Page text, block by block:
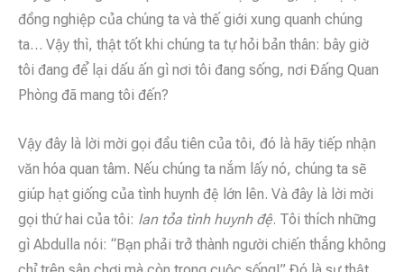
đồng nghiệp của chúng ta và thế giới xung quanh chúng
ta… Vậy thì, thật tốt khi chúng ta tự hỏi bản thân: bây giờ
tôi đang để lại dấu ấn gì nơi tôi đang sống, nơi Đấng Quan
Phòng đã mang tôi đến?
Vậy đây là lời mời gọi đầu tiên của tôi, đó là hãy tiếp nhận
văn hóa quan tâm. Nếu chúng ta nắm lấy nó, chúng ta sẽ
giúp hạt giống của tình huynh đệ lớn lên. Và đây là lời mời
gọi thứ hai của tôi: lan tỏa tình huynh đệ. Tôi thích những
gì Abdulla nói: “Bạn phải trở thành người chiến thắng không